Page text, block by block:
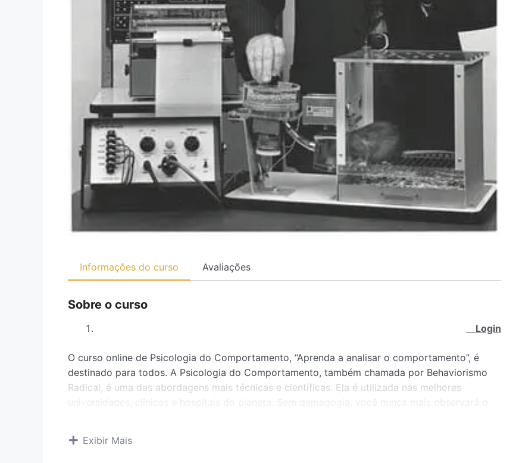
Informações do curso Avaliações
Sobre o curso
Login
O curso online de Psicologia do Comportamento, “Aprenda a analisar o comportamento”, é
destinado para todos. A Psicologia do Comportamento, também chamada por Behaviorismo
Radical, é uma das abordagens mais técnicas e científicas. Ela é utilizada nas melhores
universidades, clínicas e hospitais do planeta. Sem demagogia, você nunca mais observará o
Público-Alvo
Exibir Mais